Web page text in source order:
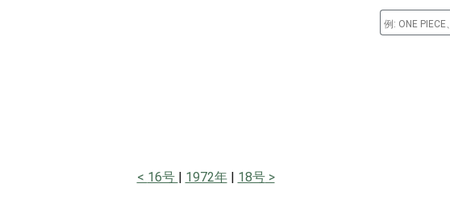
16号 1972年 18号